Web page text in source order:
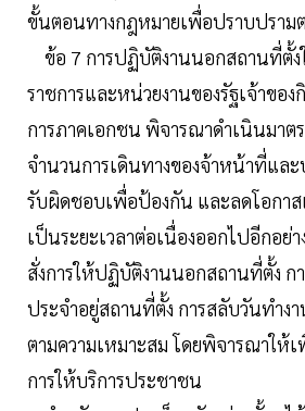
ขั้นตอนทางกฎหมายเพื่อปราบปราม
ข้อ 7 การปฏิบัติงานนอกสถานที่ตั้
ราชการและหน่วยงานของรัฐเจ้าขอ
การภาคเอกชน พิจารณาดำเนินมาต
จำนวนการเดินทางของจ้าหน้าที่แล
รับผิดชอบเพื่อป้องกัน และลดโอกาส
เป็นระยะเวลาต่อเนื่องออกไปอีกอย่
สั่งการให้ปฏิบัติงานนอกสถานที่ตั้ง
ประจำอยู่สถานที่ตั้ง การสลับวันทำง
ตามความเหมาะสม โดยพิจารณาให้
การให้บริการประชาชน